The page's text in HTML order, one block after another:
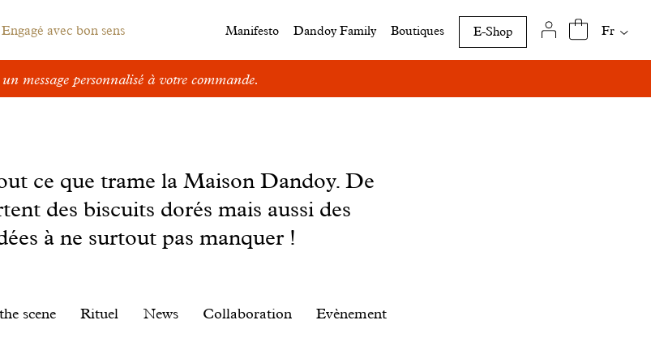
Engagé avec bon sens Manifesto Dandoy Family Boutiques E-Shop
cette
Fr
message personnalisé à votre commande.
ce que trame la Maison Dandoy. De
des biscuits dorés mais aussi des
à ne surtout pas manquer !
scene Rituel News Collaboration Evènement